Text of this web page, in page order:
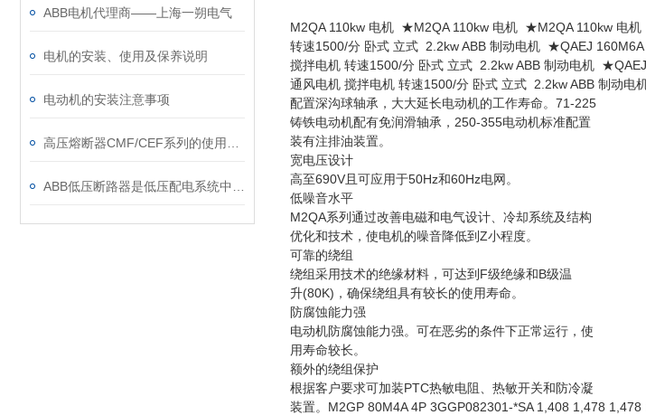
ABB电机代理商——上海一朔电气
电机的安装、使用及保养说明
电动机的安装注意事项
M2QA 110kw 电机 ★M2QA 110kw 电机 ★M2QA 110kw 电
转速1500/分 卧式 立式 2.2kw ABB 制动电机 ★QAEJ
搅拌电机 转速1500/分 卧式 立式 2.2kw ABB 制动电机
通风电机 搅拌电机 转速1500/分 卧式 立式 2.2kw ABB 制动
配置深沟球轴承，大大延长电动机的工作寿命。71-225
铸铁电动机配有免润滑轴承，250-355电动机标准配置
装有注排油装置。
宽电压设计
高至690V且可应用于50Hz和60Hz电网。
低噪音水平
M2QA系列通过改善电磁和电气设计、冷却系统及结构
优化和技术，使电机的噪音降低到Z小程度。
可靠的绕组
绕组采用技术的绝缘材料，可达到F级绝缘和B级温
升(80K)，确保绕组具有较长的使用寿命。
防腐蚀能力强
电动机防腐蚀能力强。可在恶劣的条件下正常运行，使
用寿命较长。
额外的绕组保护
根据客户要求可加装PTC热敏电阻、热敏开关和防冷凝
装置。M2GP 80M4A 4P 3GGP082301-*SA 1,408 1,478 1,478